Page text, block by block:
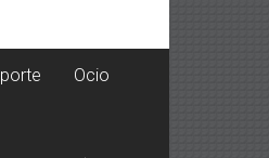
Ocio